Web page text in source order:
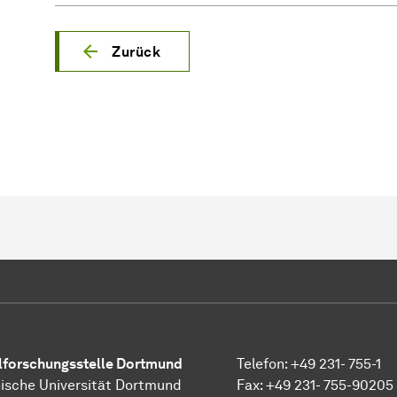
Zurück
Dortmund
Universität Dortmund
Telefon: +49 231- 755-1
Fax: +49 231- 755-90205